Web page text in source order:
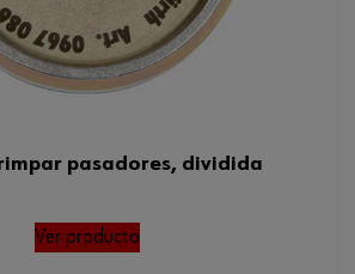
pasadores, dividida
Ver producto